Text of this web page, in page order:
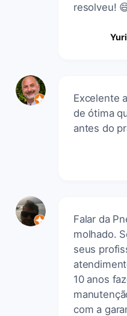
resolveu!
Excelente
de ótima
antes do
Falar da
molhado.
seus
10 anos
com a